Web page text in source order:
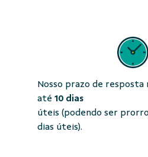
Nosso prazo de
até 10 dias
úteis (podendo ser
dias úteis).